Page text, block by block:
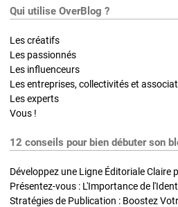
Qui utilise OverBlog ?
Les créatifs
Les passionnés
Les influenceurs
Les entreprises, collectivités et
Les experts
Vous !
12 conseils pour bien débuter son
Développez une Ligne Éditoriale Claire
Présentez-vous : L'Importance de